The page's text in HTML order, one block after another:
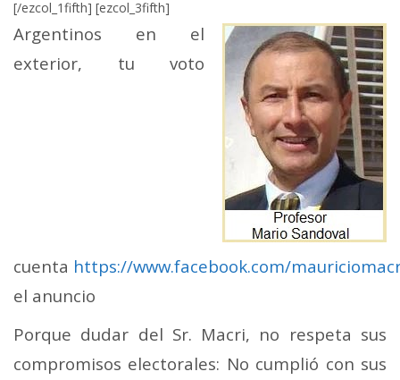
[/ezcol_1fifth] [ezcol_3fifth]
Argentinos en el
exterior, tu voto
cuenta https://www.facebook.com/
el anuncio
Porque dudar del Sr. Macri, no respeta sus
compromisos electorales: No cumplió con sus